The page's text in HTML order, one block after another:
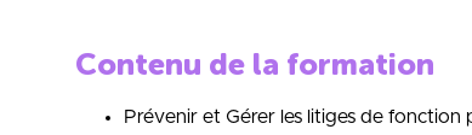
Contenu de la formation
Prévenir et Gérer les litiges de fonction